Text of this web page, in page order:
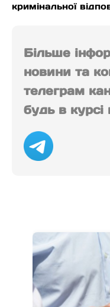
кримінальної
Більше
новини та
телеграм
будь в курсі